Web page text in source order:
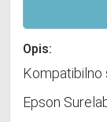
Opis:
Kompatibilno
Epson